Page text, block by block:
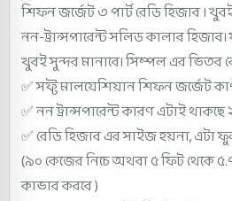
শিফন জর্জেট ৩ পার্ট রেডি হিজাব ।
নন-ট্রান্সপারেন্ট সলিড কালার
খুবই সুন্দর মানাবে। সিম্পল এর ভিতর
✅ সফ্ট মালয়েশিয়ান শিফন জর্জেট
✅ নন ট্রান্সপারেন্ট কারণ এটাই থাকছে
✅ রেডি হিজাব এর সাইজ হয়না, এটা
(৯০ কেজের নিচে অথবা ৫ ফিট থেকে
কাভার করবে )